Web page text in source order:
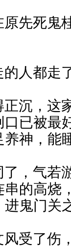
先死鬼
人都走
沉，这
口已被最
养神，能
，气若
的高烧
鬼门关
受了伤